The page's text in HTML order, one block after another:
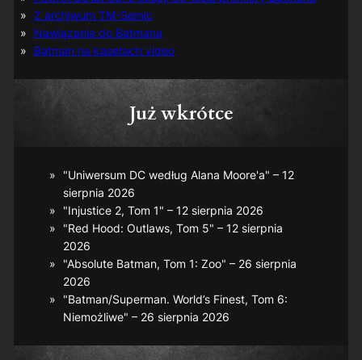
Z archiwum TM-Semic
Nawiązania do Batmana
Batman na kasetach video
Już wkrótce
"Uniwersum DC według Alana Moore'a" – 12
sierpnia 2026
"Injustice 2, Tom 1" – 12 sierpnia 2026
"Red Hood: Outlaws, Tom 5" – 12 sierpnia
2026
"Absolute Batman, Tom 1: Zoo" – 26 sierpnia
2026
"Batman/Superman. World’s Finest, Tom 6:
Niemożliwe" – 26 sierpnia 2026